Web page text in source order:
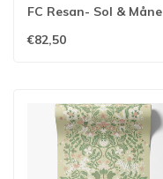
FC Resan- Sol & Måne
Yellow - 29032
€82,50